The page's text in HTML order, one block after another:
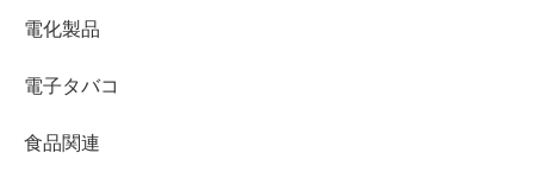
電化製品
電子タバコ
食品関連